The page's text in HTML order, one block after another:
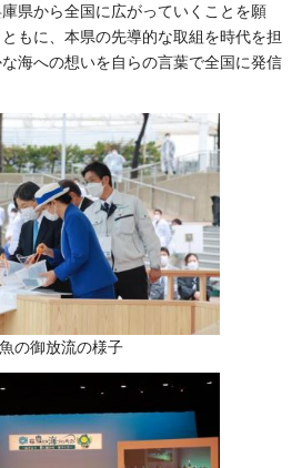
県から全国に広がっていくことを願
もに、本県の先導的な取組を時代を担
海への想いを自らの言葉で全国に発信
の御放流の様子